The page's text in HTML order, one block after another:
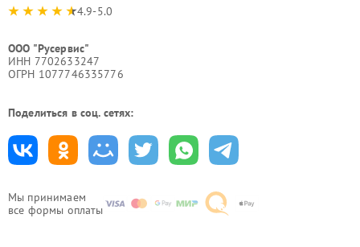
Мы принимаем
все формы оплаты
4.9-5.0
ООО "Русервис"
ИНН 7702633247
ОГРН 1077746335776
Поделиться в соц. сетях: